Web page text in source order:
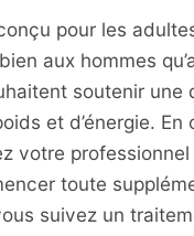
pour les
aux hommes
soutenir une
et d’énergie. En
votre
toute
suivez un